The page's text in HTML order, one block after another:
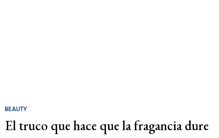
BEAUTY
El truco que hace que la fragancia dure